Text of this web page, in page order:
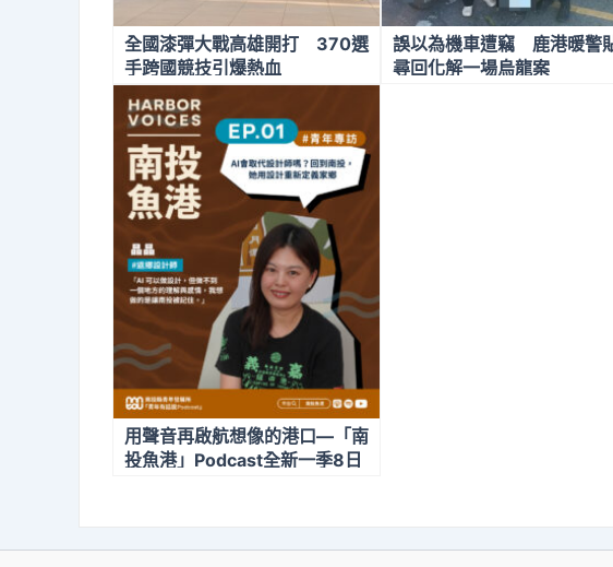
全國漆彈大戰高雄開打 370選
手跨國競技引爆熱血
誤以為機車遭竊 鹿港暖警
尋回化解一場烏龍案
用聲音再啟航想像的港口—「南
投魚港」Podcast全新一季8日